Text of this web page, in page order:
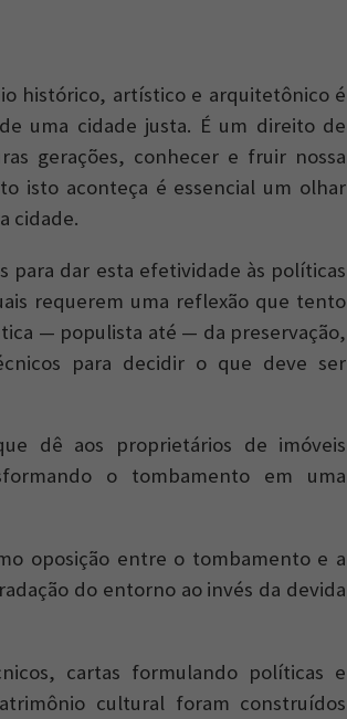
histórico, artístico e arquitetônico é
uma cidade justa. É um direito de
gerações, conhecer e fruir nossa
isto aconteça é essencial um olhar
cidade.
para dar esta efetividade às políticas
requerem uma reflexão que tento
— populista até — da preservação,
para decidir o que deve ser
dê aos proprietários de imóveis
o tombamento em uma
oposição entre o tombamento e a
do entorno ao invés da devida
cartas formulando políticas e
cultural foram construídos